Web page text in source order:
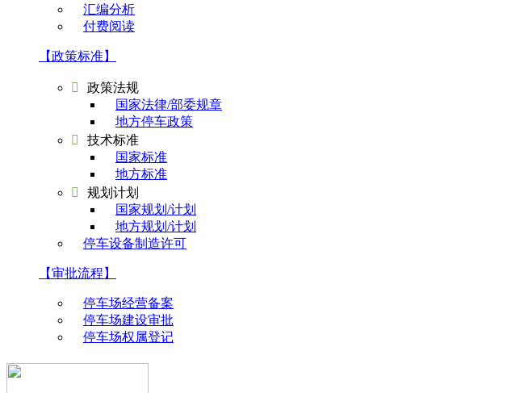
汇编分析
付费阅读
【政策标准】

政策法规
国家法律/部委规章
地方停车政策

技术标准
国家标准
地方标准

规划计划
国家规划/计划
地方规划/计划
停车设备制造许可
【审批流程】
停车场经营备案
停车场建设审批
停车场权属登记